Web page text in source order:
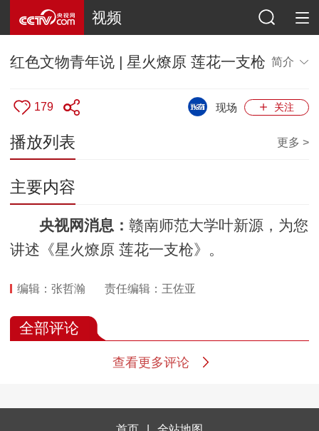
视频
红色文物青年说 | 星火燎原 莲花一支枪 简介
179 关注
现场
播放列表 更多 >
主要内容
央视网消息： 赣南师范大学叶新源，为您
讲述《星火燎原 莲花一支枪》。
编辑：张哲瀚 责任编辑：王佐亚
全部评论
查看更多评论